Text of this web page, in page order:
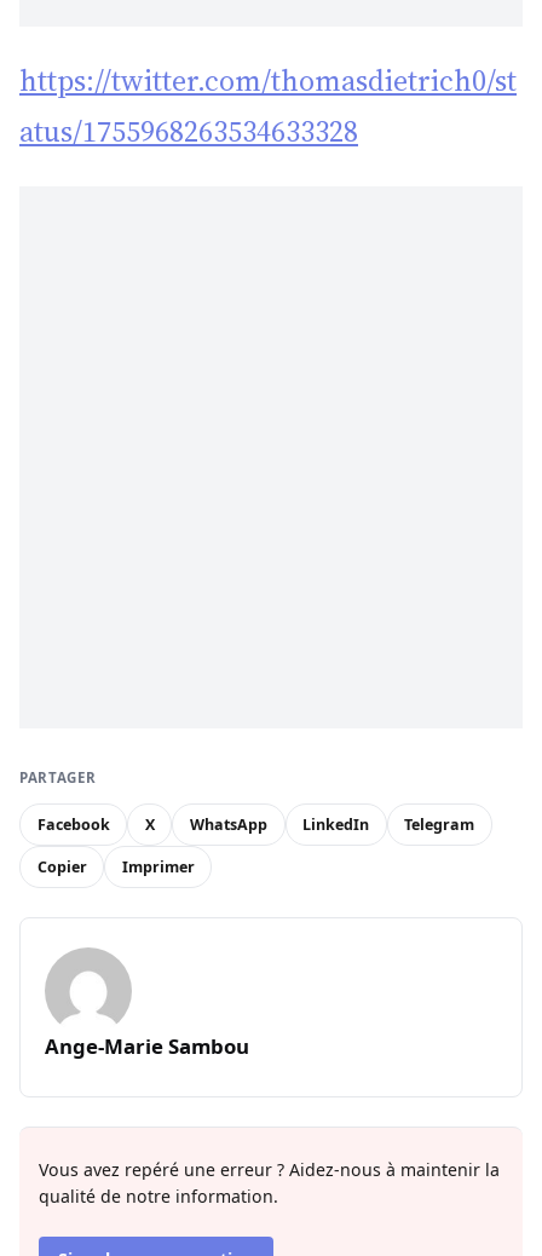
https://twitter.com/thomasdietrich0/st
atus/1755968263534633328
PARTAGER
Facebook X WhatsApp LinkedIn Telegram
Copier Imprimer
Ange-Marie Sambou
Vous avez repéré une erreur ? Aidez-nous à maintenir la
qualité de notre information.